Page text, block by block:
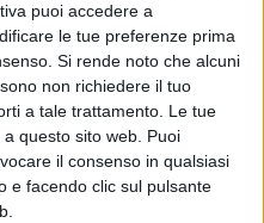
puoi accedere a
le tue preferenze prima
Si rende noto che alcuni
non richiedere il tuo
a tale trattamento. Le tue
questo sito web. Puoi
il consenso in qualsiasi
e facendo clic sul pulsante
Man of
Tomorrow:
“Immagini
Coyote vs Acme:
il nuovo trailer e
poster del film al